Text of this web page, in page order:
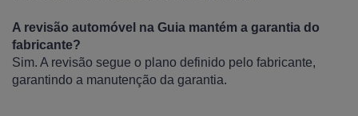
A revisão automóvel na Guia mantém a garantia do
fabricante?
Sim. A revisão segue o plano definido pelo fabricante,
garantindo a manutenção da garantia.